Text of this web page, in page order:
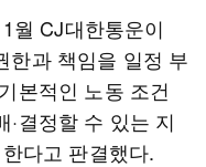
월 CJ대한통운이
한과 책임을 일정 부
본적인 노동 조건
·결정할 수 있는 지
다고 판결했다.